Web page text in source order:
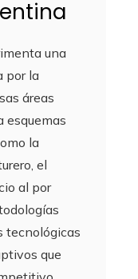
una
por la
áreas
esquemas
la
el
al por
tecnológicas
que